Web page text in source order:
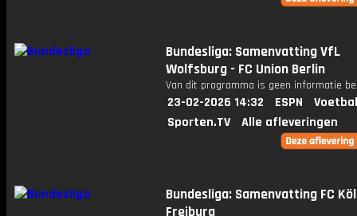
Bundesliga: Samenvatting VfL
Wolfsburg - FC Union Berlin
Van dit programma is geen informatie
23-02-2026 14:32 ESPN
Sporten.TV
Alle afleveringen
Bundesliga: Samenvatting FC
Freiburg